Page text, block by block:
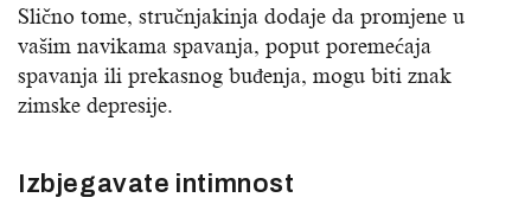
Slično tome, stručnjakinja dodaje da promjene u
vašim navikama spavanja, poput poremećaja
spavanja ili prekasnog buđenja, mogu biti znak
zimske depresije.
Izbjegavate intimnost